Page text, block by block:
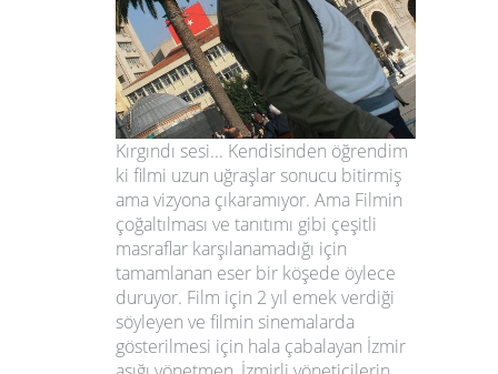
Kırgındı sesi... Kendisinden öğrendim
ki filmi uzun uğraşlar sonucu bitirmiş
ama vizyona çıkaramıyor. Ama Filmin
çoğaltılması ve tanıtımı gibi çeşitli
masraflar karşılanamadığı için
tamamlanan eser bir köşede öylece
duruyor. Film için 2 yıl emek verdiği
söyleyen ve filmin sinemalarda
gösterilmesi için hala çabalayan İzmir